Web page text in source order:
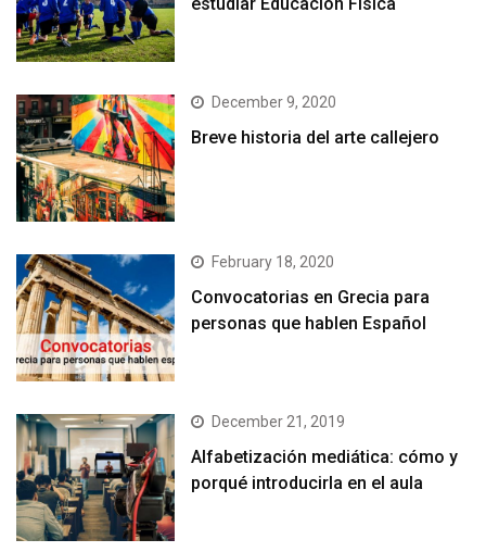
December 9, 2020
Breve historia del arte callejero
February 18, 2020
Convocatorias en Grecia para
personas que hablen Español
December 21, 2019
Alfabetización mediática: cómo y
porqué introducirla en el aula